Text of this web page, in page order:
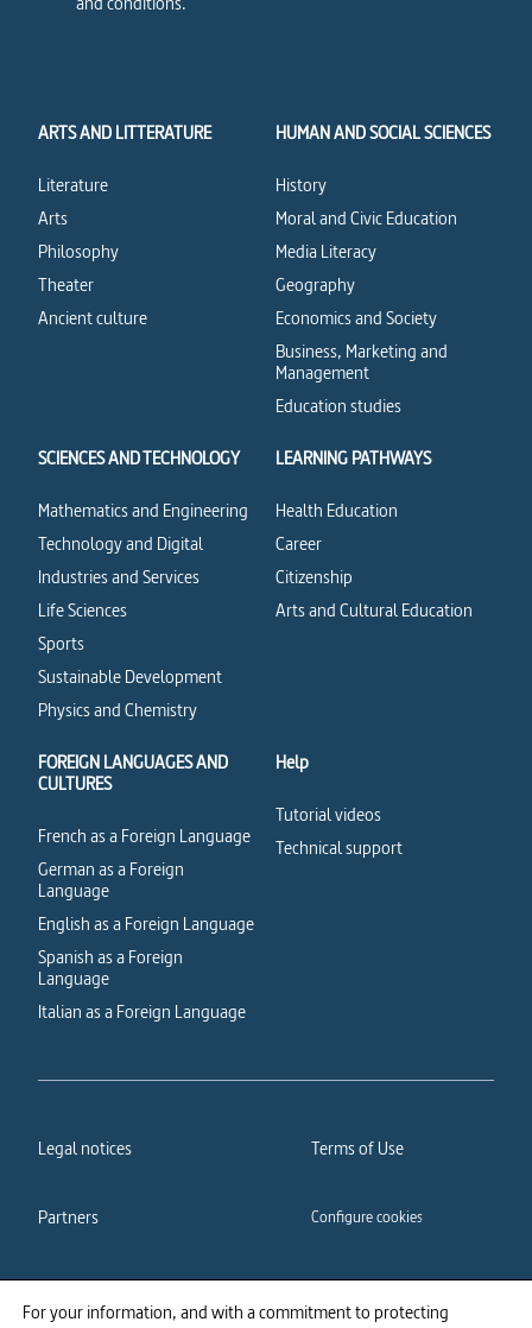
For your information, and with a commitment to protecting
ARTS AND LITTERATURE
Literature
Arts
Philosophy
Theater
Ancient culture
HUMAN AND SOCIAL SCIENCES
History
Moral and Civic Education
Media Literacy
Geography
Economics and Society
Business, Marketing and
Management
Education studies
SCIENCES AND TECHNOLOGY
Mathematics and Engineering
Technology and Digital
Industries and Services
Life Sciences
Sports
Sustainable Development
Physics and Chemistry
LEARNING PATHWAYS
Health Education
Career
Citizenship
Arts and Cultural Education
FOREIGN LANGUAGES AND
CULTURES
French as a Foreign Language
German as a Foreign
Language
English as a Foreign Language
Spanish as a Foreign
Language
Italian as a Foreign Language
Help
Tutorial videos
Technical support
Legal notices Terms of Use
Partners Configure cookies
Cookies policy Privacy policy